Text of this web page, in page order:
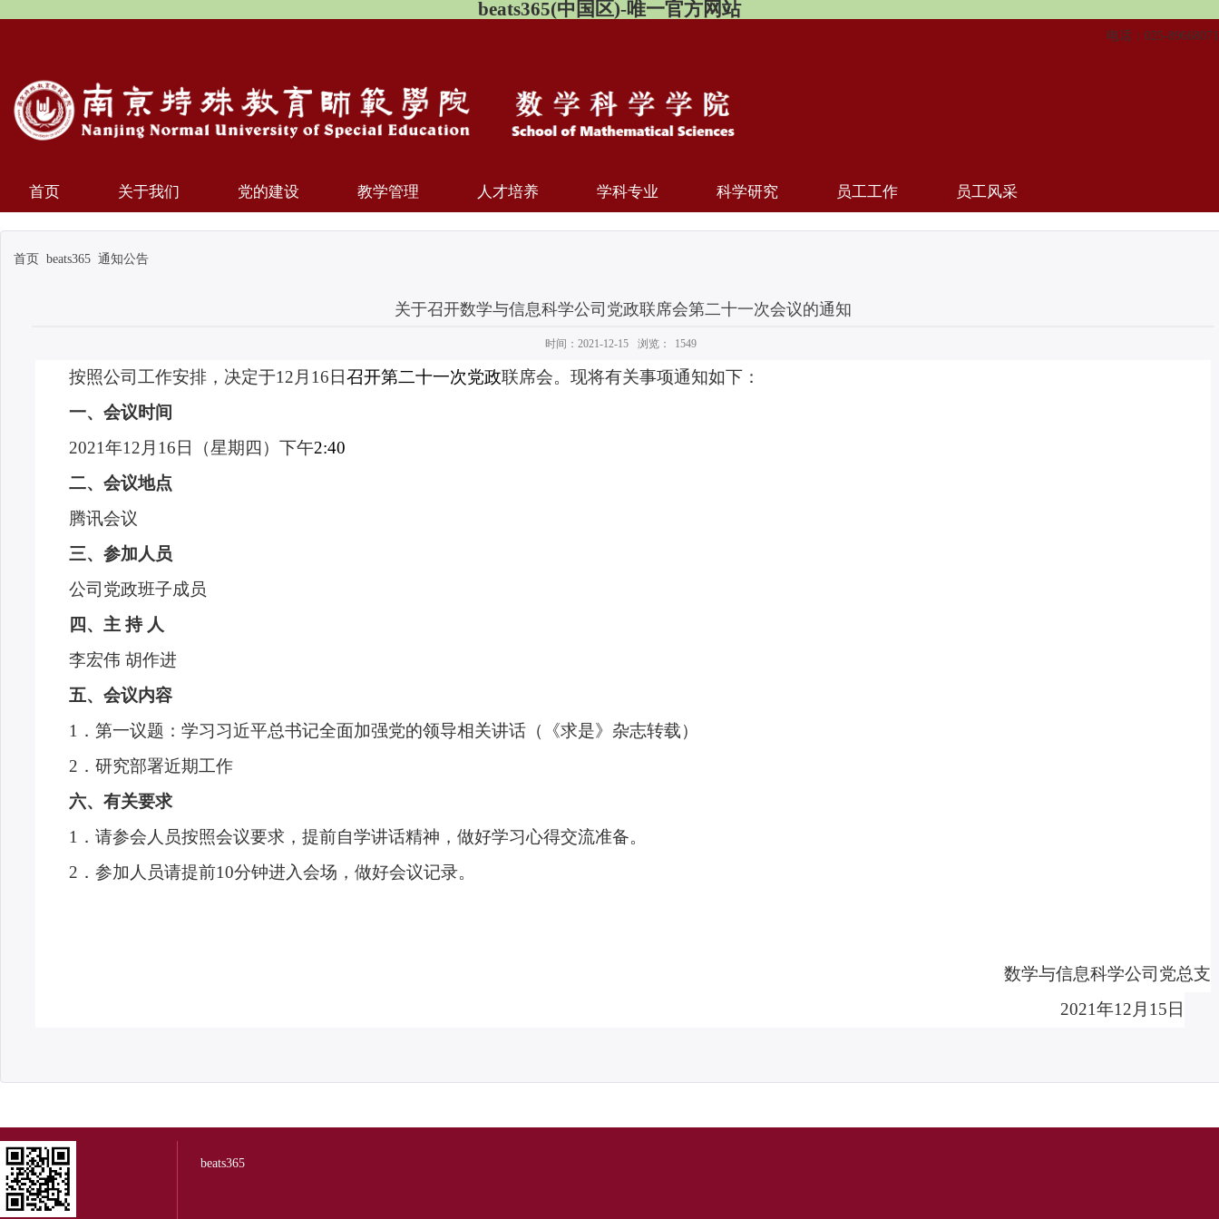
beats365(中国区)-唯一官方网站
电话：025-89668071
首页 关于我们 党的建设 教学管理 人才培养 学科专业 科学研究 员工工作 员工风采
首页 beats365 通知公告
关于召开数学与信息科学公司党政联席会第二十一次会议的通知
时间：2021-12-15 浏览： 1549
按照公司工作安排，决定于12 月 16 日召开第二十一次党政联席会。现将有关事项通知如下：
一、会议时间
2021年12 月 16 日（星期四）下午2:40
二、会议地点
腾讯会议
三、参加人员
公司党政班子成员
四、主 持 人
李宏伟 胡作进
五、会议内容
1 ． 第一议题： 学习习近平总书记全面加强党的领导相关讲话（《求是》杂志转载）
2 ． 研究部署近期工作
六、有关要求
1 ．请参会人员按照会议要求，提前自学讲话精神，做好学习心得交流准备。
2 ．参加人员请提前10分钟进入会场，做好会议记录。
数学与信息科学公司党总支
2021年12 月 15 日
beats365